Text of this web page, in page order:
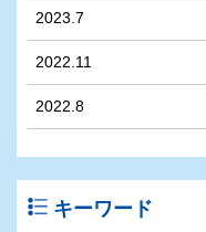
2023.7
2022.11
2022.8
キーワード